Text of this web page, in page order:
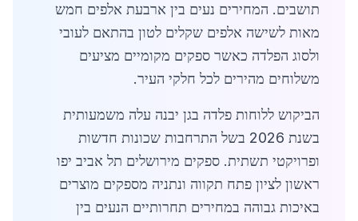
תושבים. המחירים נעים בין ארבעת אלפים חמש
מאות לשישה אלפים שקלים לטון בהתאם לעובי
ולסוג הפלדה כאשר ספקים מקומיים מציעים
משלוחים מהירים לכל חלקי העיר.
הביקוש ללוחות פלדה בגן יבנה עלה משמעותית
בשנת 2026 בשל התרחבות שכונות חדשות
ופרויקטי תשתית. ספקים מירושלים תל אביב יפו
ראשון לציון פתח תקווה ונתניה מספקים מוצרים
באיכות גבוהה במחירים תחרותיים הנעים בין